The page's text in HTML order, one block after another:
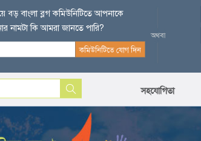
বড় বাংলা ব্লগ কমিউনিটিতে আপনাকে
নামটা কি আমরা জানতে পারি?
সহযোগিতা